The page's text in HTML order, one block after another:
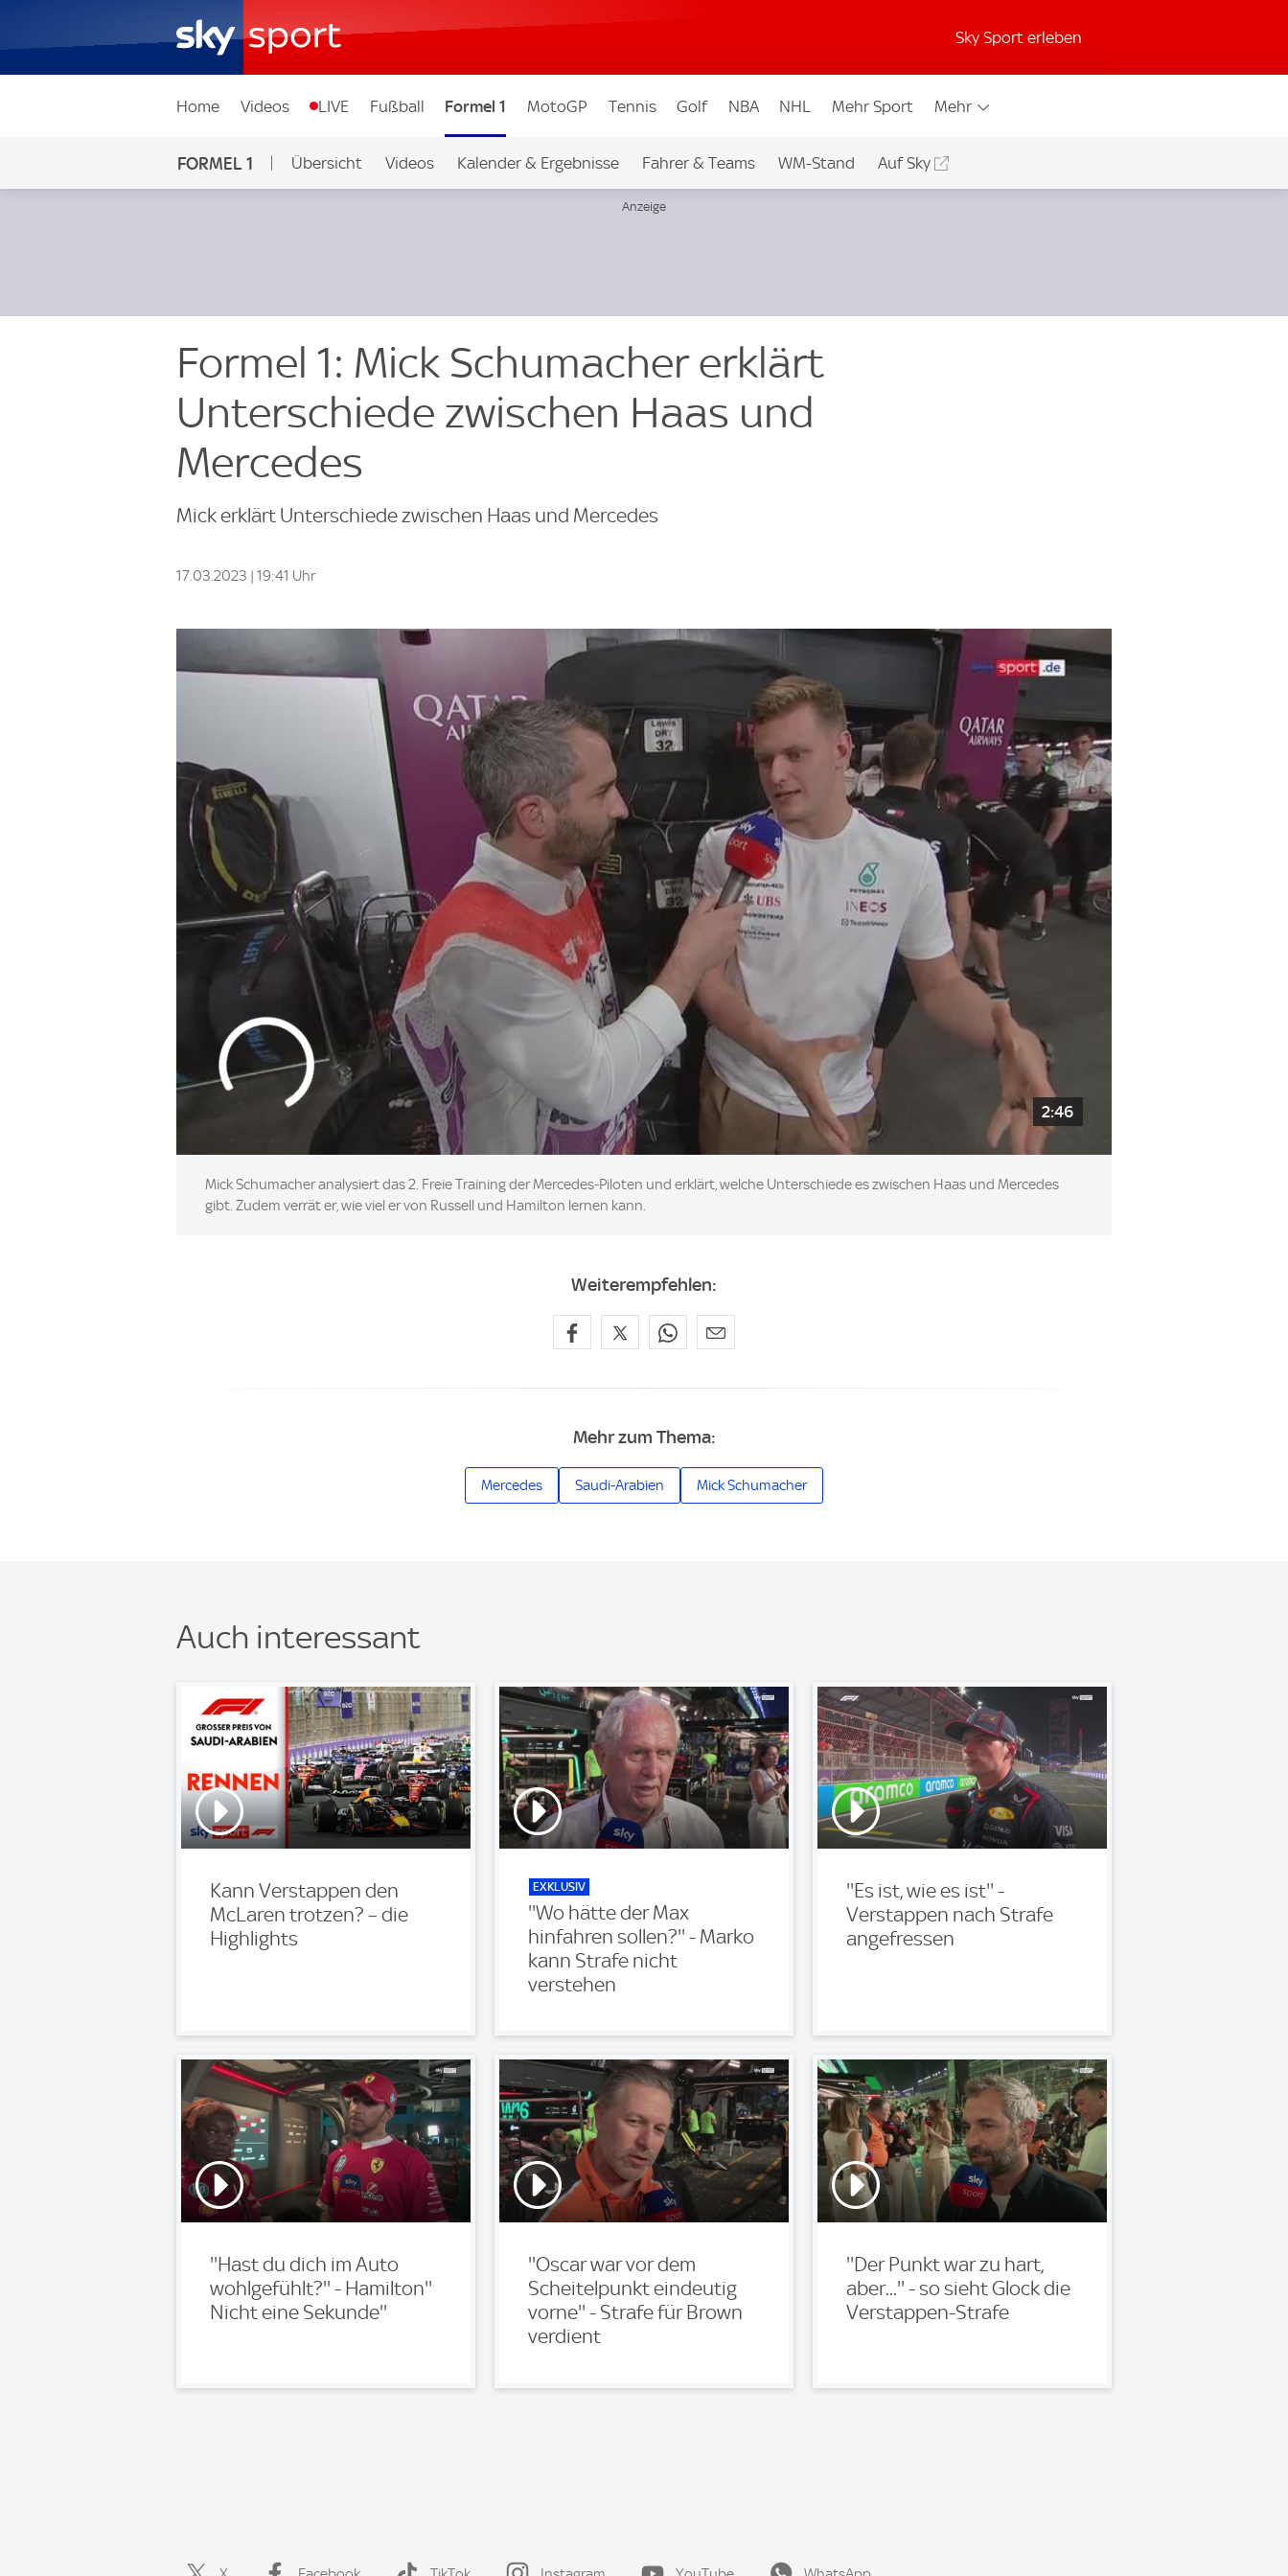
Sky Sport erleben
Home Videos LIVE Fußball Formel 1 MotoGP Tennis Golf NBA NHL Mehr Sport Mehr
FORMEL 1 Übersicht Videos Kalender & Ergebnisse Fahrer & Teams WM-Stand Auf Sky
Formel 1: Mick Schumacher erklärt
Unterschiede zwischen Haas und
Mercedes
Mick erklärt Unterschiede zwischen Haas und Mercedes
17.03.2023 | 19:41 Uhr
2:46
Mick Schumacher analysiert das 2. Freie Training der Mercedes-Piloten und erklärt, welche Unterschiede es zwischen Haas und Mercedes
gibt. Zudem verrät er, wie viel er von Russell und Hamilton lernen kann.
Weiterempfehlen:
Mehr zum Thema:
Mercedes Saudi-Arabien Mick Schumacher
Auch interessant
Kann Verstappen den
McLaren trotzen? – die
Highlights
EXKLUSIV
''Wo hätte der Max
hinfahren sollen?'' - Marko
kann Strafe nicht
verstehen
''Es ist, wie es ist'' -
Verstappen nach Strafe
angefressen
''Hast du dich im Auto
wohlgefühlt?'' - Hamilton''
Nicht eine Sekunde''
''Oscar war vor dem
Scheitelpunkt eindeutig
vorne'' - Strafe für Brown
verdient
''Der Punkt war zu hart,
aber...'' - so sieht Glock die
Verstappen-Strafe